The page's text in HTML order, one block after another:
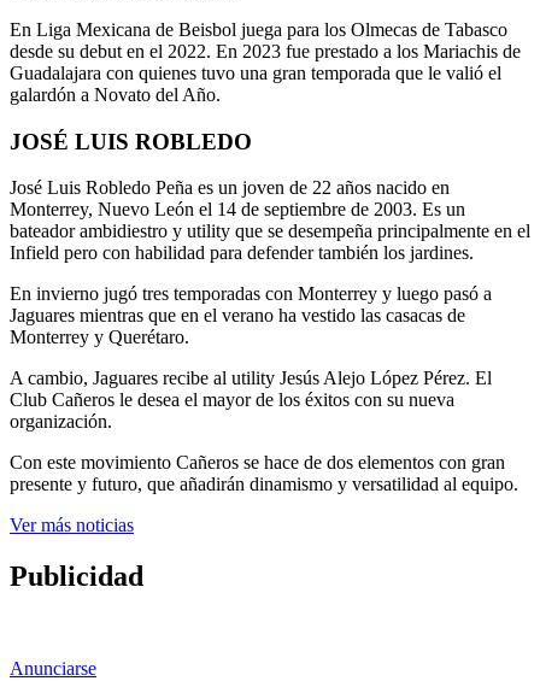
En Liga Mexicana de Beisbol juega para los Olmecas de Tabasco
desde su debut en el 2022. En 2023 fue prestado a los Mariachis de
Guadalajara con quienes tuvo una gran temporada que le valió el
galardón a Novato del Año.
JOSÉ LUIS ROBLEDO
José Luis Robledo Peña es un joven de 22 años nacido en
Monterrey, Nuevo León el 14 de septiembre de 2003. Es un
bateador ambidiestro y utility que se desempeña principalmente en el
Infield pero con habilidad para defender también los jardines.
En invierno jugó tres temporadas con Monterrey y luego pasó a
Jaguares mientras que en el verano ha vestido las casacas de
Monterrey y Querétaro.
A cambio, Jaguares recibe al utility Jesús Alejo López Pérez. El
Club Cañeros le desea el mayor de los éxitos con su nueva
organización.
Con este movimiento Cañeros se hace de dos elementos con gran
presente y futuro, que añadirán dinamismo y versatilidad al equipo.
Ver más noticias
Publicidad
Anunciarse